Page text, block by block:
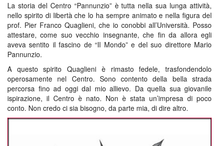
La storia del Centro “Pannunzio” è tutta nella sua lunga attività,
nello spirito di libertà che lo ha sempre animato e nella figura del
prof. Pier Franco Quaglieni, che io conobbi all’Università. Posso
attestare, come suo vecchio insegnante, che fin da allora egli
aveva sentito il fascino de “Il Mondo” e del suo direttore Mario
Pannunzio.
A questo spirito Quaglieni è rimasto fedele, trasfondendolo
operosamente nel Centro. Sono contento della bella strada
percorsa fino ad oggi dal mio allievo. Da quella sua giovanile
ispirazione, il Centro è nato. Non è stata un’impresa di poco
conto. Non credo ci sia bisogno, da parte mia, di dire altro.